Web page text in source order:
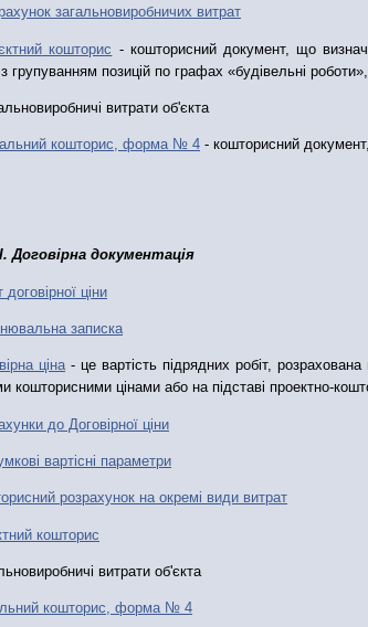
загальновиробничих витрат
ий кошторис - кошторисний документ, що
групуванням позицій по графах «будівельні
витрати об'єкта
ий кошторис, форма № 4 - кошторисний
Договірна документація
договірної ціни
записка
ціна- це вартість підрядних робіт,
кошторисними цінами або на підставі проектно-
до Договірної ціни
вартісні параметри
розрахунок на окремі види витрат
ий кошторис
витрати об'єкта
ий кошторис, форма № 4